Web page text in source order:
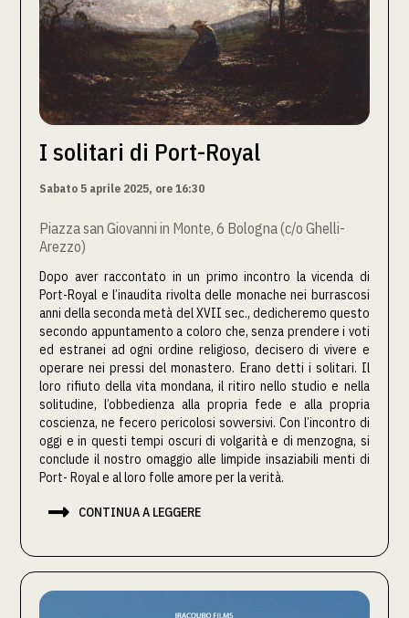
I solitari di Port-Royal
Sabato 5 aprile 2025, ore 16:30
Piazza san Giovanni in Monte, 6 Bologna (c/o Ghelli-
Arezzo)
Dopo aver raccontato in un primo incontro la vicenda di
Port-Royal e l’inaudita rivolta delle monache nei burrascosi
anni della seconda metà del XVII sec., dedicheremo questo
secondo appuntamento a coloro che, senza prendere i voti
ed estranei ad ogni ordine religioso, decisero di vivere e
operare nei pressi del monastero. Erano detti i solitari. Il
loro rifiuto della vita mondana, il ritiro nello studio e nella
solitudine, l’obbedienza alla propria fede e alla propria
coscienza, ne fecero pericolosi sovversivi. Con l’incontro di
oggi e in questi tempi oscuri di volgarità e di menzogna, si
conclude il nostro omaggio alle limpide insaziabili menti di
Port- Royal e al loro folle amore per la verità.
 CONTINUA A LEGGERE